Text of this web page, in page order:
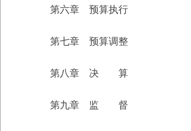
第六章 预算执行
第七章 预算调整
第八章 决 算
第九章 监 督